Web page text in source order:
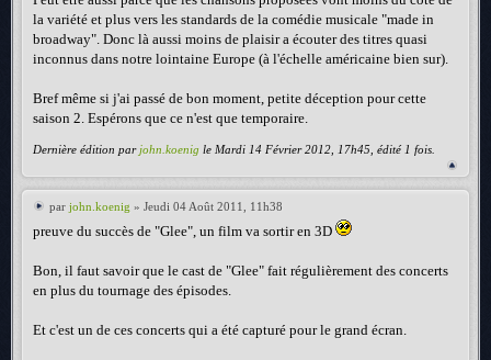
la variété et plus vers les standards de la comédie musicale "made in
broadway". Donc là aussi moins de plaisir a écouter des titres quasi
inconnus dans notre lointaine Europe (à l'échelle américaine bien sur).
Bref même si j'ai passé de bon moment, petite déception pour cette
saison 2. Espérons que ce n'est que temporaire.
Dernière édition par john.koenig le Mardi 14 Février 2012, 17h45, édité 1 fois.
par john.koenig » Jeudi 04 Août 2011, 11h38
preuve du succès de "Glee", un film va sortir en 3D
Bon, il faut savoir que le cast de "Glee" fait régulièrement des concerts
en plus du tournage des épisodes.
Et c'est un de ces concerts qui a été capturé pour le grand écran.